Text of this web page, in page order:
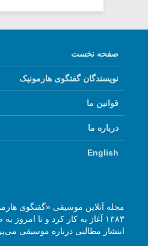
صفحه نخست
نویسندگان گفتگوی هارمونیک
قوانین ما
درباره ما
English
۱۳۸۳ آغاز به کار کرد و تا
انتشار مطالبی درباره موسیقی